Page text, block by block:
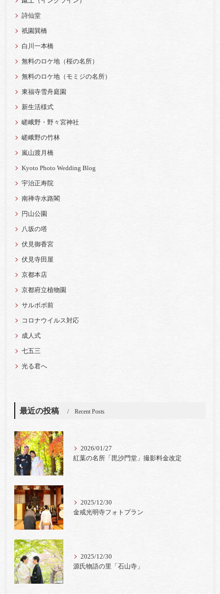
詩仙堂
祇園巽橋
白川一本橋
無料のロケ地（桜の名所）
無料のロケ地（モミジの名所）
東福寺雪舟庭園
新生活様式
嵯峨野・野々宮神社
嵯峨野の竹林
嵐山渡月橋
Kyoto Photo Wedding Blog
宇治正寿院
南禅寺水路閣
円山公園
八坂の塔
伏見御香宮
伏見寺田屋
京都本店
京都府立植物園
サルボボ前
コロナウイルス対応
成人式
七五三
光る君へ
最近の投稿 Recent Posts
2026/01/27
紅葉の名所「毘沙門堂」撮影料金改定
2025/12/30
金戒光明寺フォトプラン
2025/12/30
源氏物語の里「石山寺」